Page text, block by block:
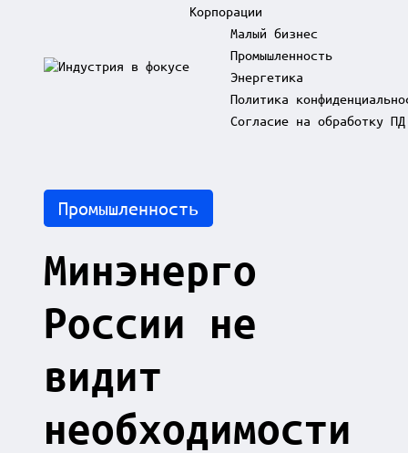
р
я
ф
о
с
Корпорации
Малый бизнес
Промышленность
Энергетика
Политика
Согласие на обработку ПД
Posted
in
Промышленность
Минэнерго
России не
видит
необходимости